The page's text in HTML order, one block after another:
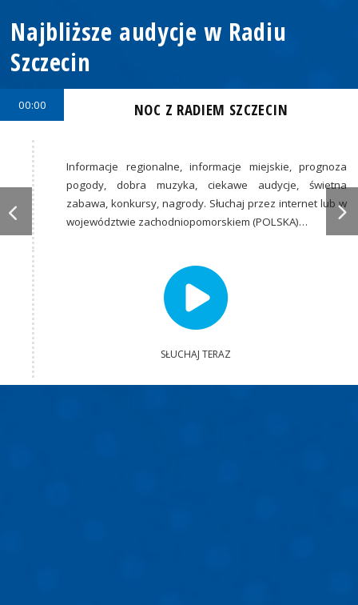
Najbliższe audycje w Radiu
Szczecin
00:00 NOC Z RADIEM SZCZECIN
Informacje regionalne, informacje miejskie, prognoza
pogody, dobra muzyka, ciekawe audycje, świetna
zabawa, konkursy, nagrody. Słuchaj przez internet lub w
województwie zachodniopomorskiem (POLSKA)…
SŁUCHAJ TERAZ